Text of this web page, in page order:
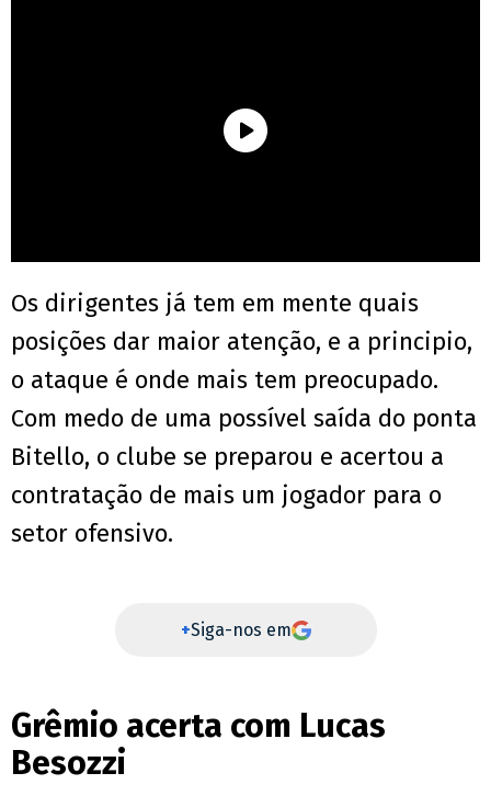
Os dirigentes já tem em mente quais
posições dar maior atenção, e a principio,
o ataque é onde mais tem preocupado.
Com medo de uma possível saída do ponta
Bitello, o clube se preparou e acertou a
contratação de mais um jogador para o
setor ofensivo.
+Siga-nos em
Grêmio acerta com Lucas
Besozzi